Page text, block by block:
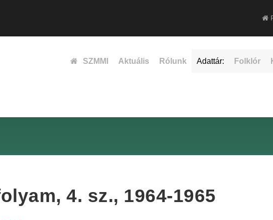
SZMMI Aktuális Rólunk Adattár: Folklór
4. sz., 1964-1965